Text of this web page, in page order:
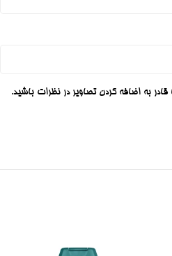
به اضافه کردن تصاویر در نظرات باشید.